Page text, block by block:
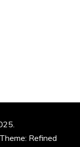
Theme: Refined